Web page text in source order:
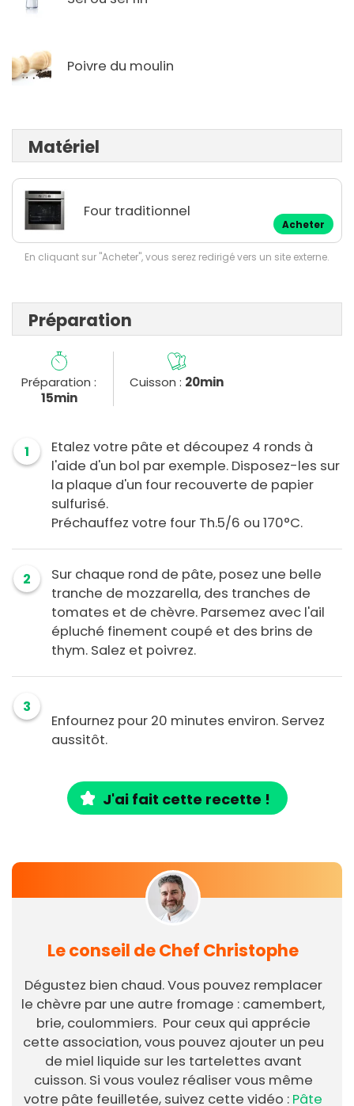
Poivre du moulin
Matériel
Four traditionnel
Acheter
En cliquant sur "Acheter", vous serez redirigé vers un site externe.
Préparation
Préparation :
15min
Cuisson : 20min
1
Etalez votre pâte et découpez 4 ronds à
l'aide d'un bol par exemple. Disposez-les sur
la plaque d'un four recouverte de papier
sulfurisé.
Préchauffez votre four Th.5/6 ou 170°C.
2
Sur chaque rond de pâte, posez une belle
tranche de mozzarella, des tranches de
tomates et de chèvre. Parsemez avec l'ail
épluché finement coupé et des brins de
thym. Salez et poivrez.
3
Enfournez pour 20 minutes environ. Servez
aussitôt.
J'ai fait cette recette !
Le conseil de Chef Christophe
Dégustez bien chaud. Vous pouvez remplacer
le chèvre par une autre fromage : camembert,
brie, coulommiers. Pour ceux qui apprécie
cette association, vous pouvez ajouter un peu
de miel liquide sur les tartelettes avant
cuisson. Si vous voulez réaliser vous même
votre pâte feuilletée, suivez cette vidéo : Pâte